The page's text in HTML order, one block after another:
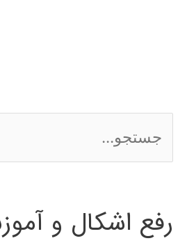
س
ج
رفع اشکال و